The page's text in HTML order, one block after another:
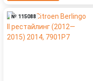
№ 115088